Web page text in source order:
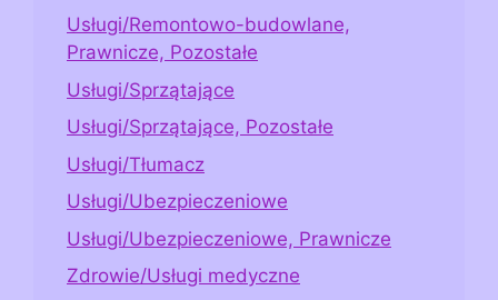
Usługi/Remontowo-budowlane,
Prawnicze, Pozostałe
Usługi/Sprzątające
Usługi/Sprzątające, Pozostałe
Usługi/Tłumacz
Usługi/Ubezpieczeniowe
Usługi/Ubezpieczeniowe, Prawnicze
Zdrowie/Usługi medyczne